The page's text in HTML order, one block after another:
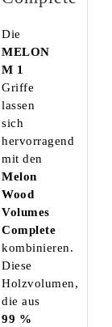
Die
MELON
M 1
Griffe
lassen
sich
hervorragend
mit den
Melon
Wood
Volumes
Complete
kombinieren.
Diese
Holzvolumen,
die aus
99 %